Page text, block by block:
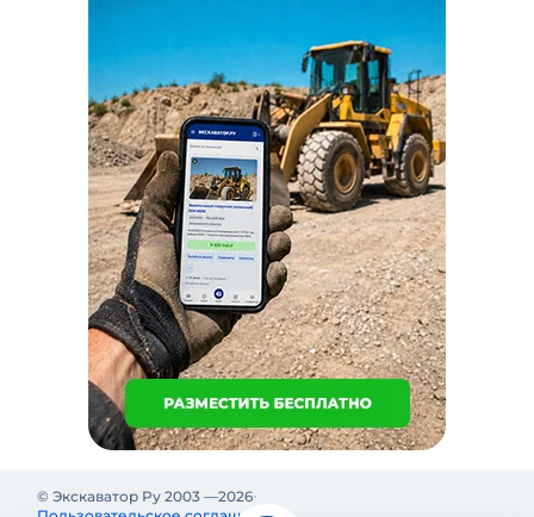
© Экскаватор Ру 2003 —2026